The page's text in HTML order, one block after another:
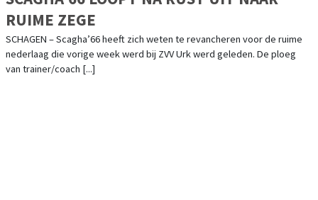
RUIME ZEGE
SCHAGEN – Scagha’66 heeft zich weten te revancheren voor de ruime
nederlaag die vorige week werd bij ZVV Urk werd geleden. De ploeg
van trainer/coach [...]